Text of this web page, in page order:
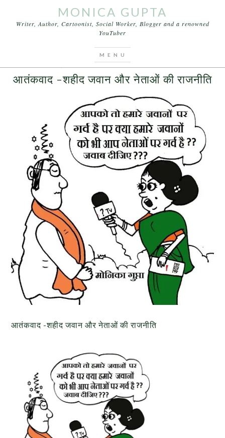
MONICA GUPTA
Writer, Author, Cartoonist, Social Worker, Blogger and a renowned
YouTuber
आतंकवाद -शहीद जवान और नेताओं की राजनीति
आतंकवाद -शहीद जवान और नेताओं की राजनीति